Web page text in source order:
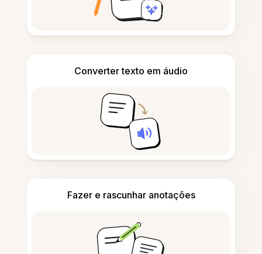
Converter texto em áudio
Fazer e rascunhar anotações